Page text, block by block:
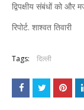
द्विपक्षीय संबंधों को और
रिपोर्ट. शाश्वत तिवारी
Tags: दिल्ली